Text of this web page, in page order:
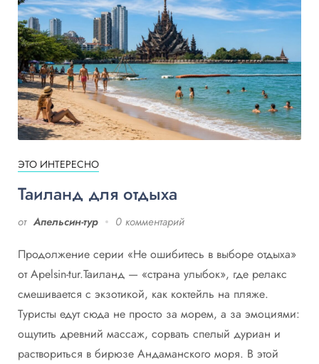
ЭТО ИНТЕРЕСНО
Таиланд для отдыха
от Апельсин-тур 0 комментарий
Продолжение серии «Не ошибитесь в выборе отдыха»
от Apelsin-tur.Таиланд — «страна улыбок», где релакс
смешивается с экзотикой, как коктейль на пляже.
Туристы едут сюда не просто за морем, а за эмоциями:
ощутить древний массаж, сорвать спелый дуриан и
раствориться в бирюзе Андаманского моря. В этой